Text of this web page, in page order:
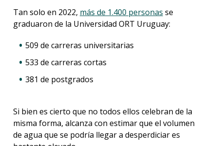
Tan solo en 2022, más de 1.400 personas se
graduaron de la Universidad ORT Uruguay:
509 de carreras universitarias
533 de carreras cortas
381 de postgrados
Si bien es cierto que no todos ellos celebran de la
misma forma, alcanza con estimar que el volumen
de agua que se podría llegar a desperdiciar es